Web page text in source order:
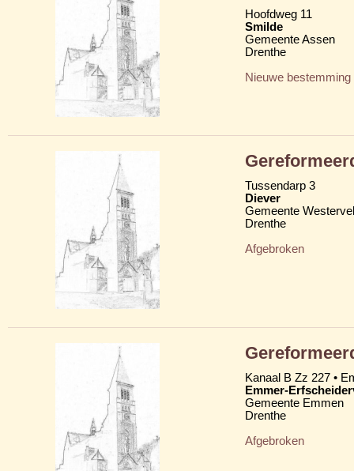
Hoofdweg 11
Smilde
Gemeente Assen
Drenthe
Nieuwe bestemming
Tussendarp 3
Diever
Gemeente
Drenthe
Afgebroken
Kanaal B Zz 227 •
Emmer-
Gemeente Emmen
Drenthe
Afgebroken